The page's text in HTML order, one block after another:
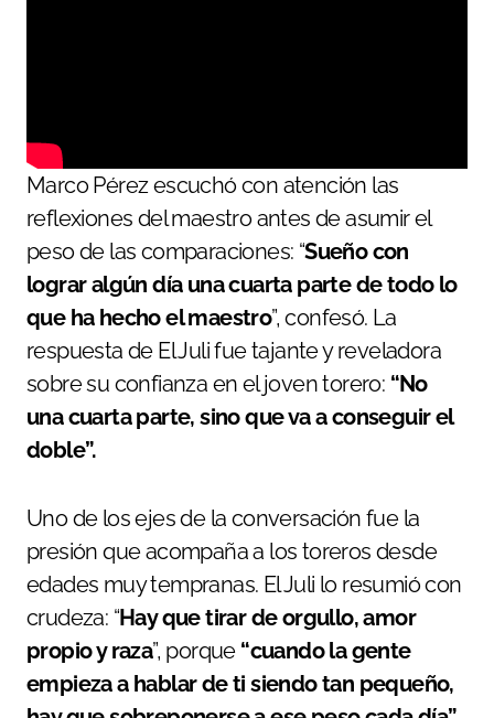
Marco Pérez escuchó con atención las
reflexiones del maestro antes de asumir el
peso de las comparaciones: “Sueño con
lograr algún día una cuarta parte de todo lo
que ha hecho el maestro”, confesó. La
respuesta de El Juli fue tajante y reveladora
sobre su confianza en el joven torero: “No
una cuarta parte, sino que va a conseguir el
doble”.
Uno de los ejes de la conversación fue la
presión que acompaña a los toreros desde
edades muy tempranas. El Juli lo resumió con
crudeza: “Hay que tirar de orgullo, amor
propio y raza”, porque“cuando la gente
empieza a hablar de ti siendo tan pequeño,